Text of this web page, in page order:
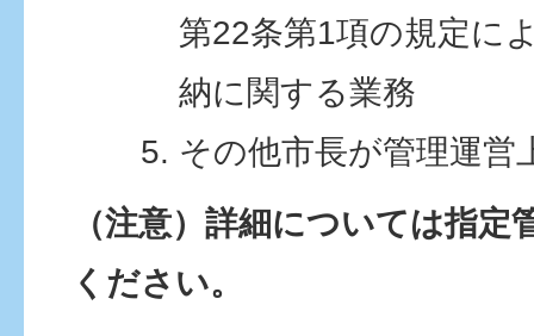
第22条第1項の規定に
納に関する業務
その他市長が管理運営
（注意）詳細については指定
ください。